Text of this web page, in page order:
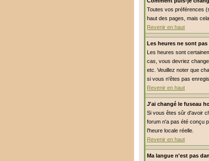
Toutes vos préférences
haut des pages, mais
Revenir en haut
Les heures ne sont pas
Les heures sont
cas, vous devriez
etc. Veuillez noter que
si vous n'êtes pas
Revenir en haut
J'ai changé le fuseau
Si vous êtes sûr d'avoir
forum n'a pas été conçu
l'heure locale réelle.
Revenir en haut
Ma langue n'est pas